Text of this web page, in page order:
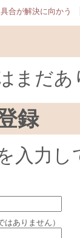
合が解決に向かう
まだあ
録
入力し
はありません）